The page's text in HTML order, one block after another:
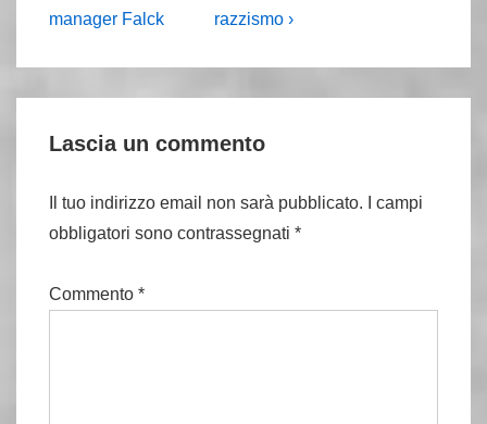
manager Falck
è
razzismo ›
Lascia un commento
Il tuo indirizzo email non sarà pubblicato.
I campi
obbligatori sono contrassegnati *
Commento *